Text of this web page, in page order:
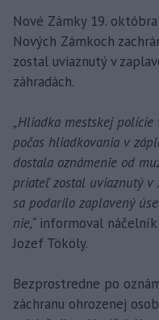
Nové Zámky 19.
Nových Zámkoch
zostal uviaznutý v
záhradách.
„Hliadka mestskej
počas hliadkovania v
dostala oznámenie od
priateľ zostal uviaznutý v
sa podarilo zaplavený
nie,“ informoval
Jozef Tököly.
Bezprostredne po
záchranu ohrozenej